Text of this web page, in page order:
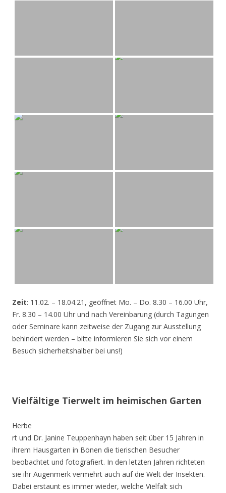
Zeit: 11.02. – 18.04.21, geöffnet Mo. – Do. 8.30 – 16.00 Uhr,
Fr. 8.30 – 14.00 Uhr und nach Vereinbarung (durch Tagungen
oder Seminare kann zeitweise der Zugang zur Ausstellung
behindert werden – bitte informieren Sie sich vor einem
Besuch sicherheitshalber bei uns!)
Vielfältige Tierwelt im heimischen Garten
Herbe
rt und Dr. Janine Teuppenhayn haben seit über 15 Jahren in
ihrem Hausgarten in Bönen die tierischen Besucher
beobachtet und fotografiert. In den letzten Jahren richteten
sie ihr Augenmerk vermehrt auch auf die Welt der Insekten.
Dabei erstaunt es immer wieder, welche Vielfalt sich